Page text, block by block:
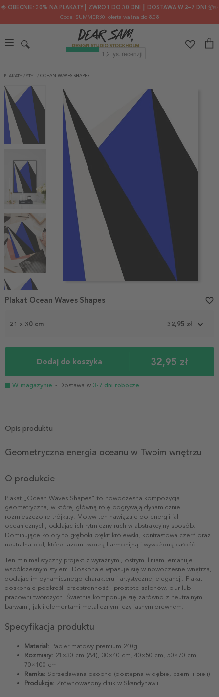
🌟 OBECNIE: 30% NA PLAKATY┃ ZWROT DO 30 DNI ┃ DOSTAWA W 2–7 DNI 📦✨
Code: SUMMER30, oferta ważna do 8.08
PLAKATY / STYL / OCEAN WAVES SHAPES
1
21 x 30 cm 32,95 zł
Dodaj do koszyka 32,95 zł
W magazynie - Dostawa w 3-7 dni robocze
Plakat Ocean Waves Shapes favorite_border
Opis produktu
Geometryczna energia oceanu w Twoim wnętrzu
O produkcie
Plakat „Ocean Waves Shapes” to nowoczesna kompozycja
geometryczna, w której główną rolę odgrywają dynamicznie
rozmieszczone trójkąty. Motyw ten nawiązuje do energii fal
oceanicznych, oddając ich rytmiczny ruch w abstrakcyjny sposób.
Dominujące kolory to głęboki błękit królewski, kontrastowa czerń oraz
neutralna biel, które razem tworzą harmonijną i wyważoną całość.
Ten minimalistyczny projekt z wyraźnymi, ostrymi liniami emanuje
współczesnym stylem. Doskonale wpasuje się w nowoczesne wnętrza,
dodając im dynamicznego charakteru i artystycznej elegancji. Plakat
doskonale podkreśli przestronność i prostotę salonów, biur lub
pracowni twórczych. Świetnie komponuje się zarówno z neutralnymi
barwami, jak i elementami metalicznymi czy jasnym drewnem.
Specyfikacja produktu
Materiał: Papier matowy premium 240g
Rozmiary: 21×30 cm (A4), 30×40 cm, 40×50 cm, 50×70 cm,
70×100 cm
Ramka: Sprzedawana osobno (dostępna w dębie, czerni i bieli)
Produkcja: Zrównoważony druk w Skandynawii